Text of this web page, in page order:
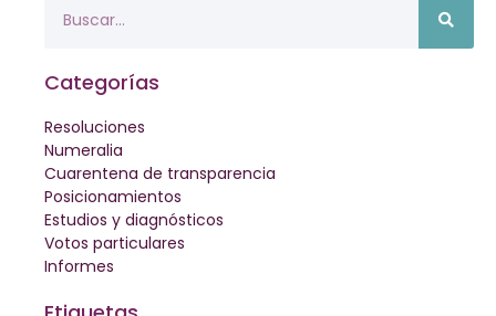
Categorías
Resoluciones
Numeralia
Cuarentena de transparencia
Posicionamientos
Estudios y diagnósticos
Votos particulares
Informes